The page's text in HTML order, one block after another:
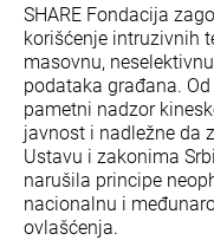
SHARE Fondacija
korišćenje intruzivnih
masovnu,
podataka građana.
pametni nadzor
javnost i nadležne da
Ustavu i zakonima
narušila principe
nacionalnu i
ovlašćenja.